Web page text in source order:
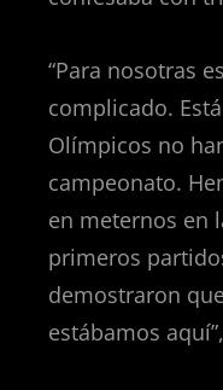
“Para nosotras
complicado.
Olímpicos no
campeonato.
en meternos en
primeros
demostraron
estábamos